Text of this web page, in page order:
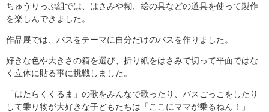
ちゅうりっぷ組では、はさみや糊、絵の具などの道具を使って製作
を楽しんできました。
作品展では、バスをテーマに自分だけのバスを作りました。
好きな色や大きさの箱を選び、折り紙をはさみで切って平面ではな
く立体に貼る事に挑戦しました。
「はたらくくるま」の歌をみんなで歌ったり、バスごっこをしたり
して乗り物が大好きな子どもたちは「ここにママが乗るねん！」